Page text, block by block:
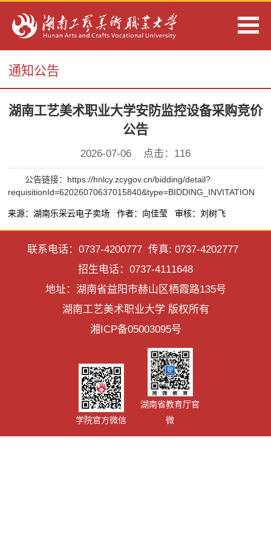
通知公告
湖南工艺美术职业大学安防监控设备采购竞价
公告
2026-07-06 点击： 116
公告链接：https://hnlcy.zcygov.cn/bidding/detail?
requisitionId=62026070637015840&type=BIDDING_INVITATION
来源：湖南乐采云电子卖场 作者：向佳莹 审核：刘树飞
联系电话：0737-4200777 传真: 0737-4202777
招生电话：0737-4111648
地址：湖南省益阳市赫山区栖霞路135号
湖南工艺美术职业大学 版权所有
湘ICP备05003095号
学院官方微信
湖南省教育厅官
微